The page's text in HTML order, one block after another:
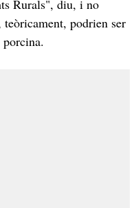
Rurals", diu, i no
teòricament, podrien ser
porcina.